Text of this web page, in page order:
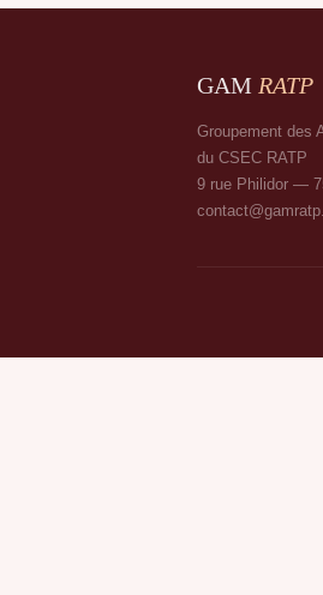
GAM RATP
Groupement des
du CSEC RATP
9 rue Philidor —